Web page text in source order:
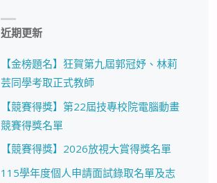
近期更新
【金榜題名】狂賀第九屆郭冠妤、林莉
芸同學考取正式教師
【競賽得獎】第22屆技專校院電腦動畫
競賽得獎名單
【競賽得獎】2026放視大賞得獎名單
115學年度個人申請面試錄取名單及志